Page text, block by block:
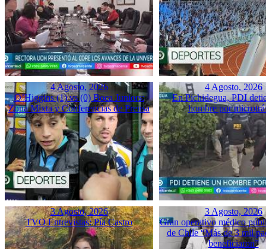
4 Agosto, 2026
O’Higgins (1) vs (0) Boca Juniors:
Zona Mixta y Conferencias de Prensa
4 Agosto, 2026
En Pichidegua, PDI
hombre por
3 Agosto, 2026
TVO Entrevistas: Pía Castro
3 Agosto, 2026
Gran operativo médico
de Chile “Más de 3 mil
beneficiaron”